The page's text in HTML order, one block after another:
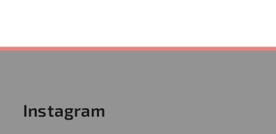
Instagram